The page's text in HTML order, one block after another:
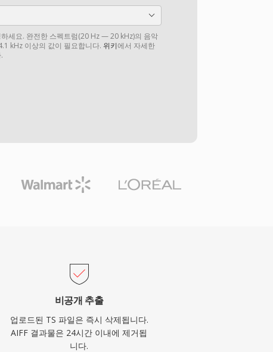
세요. 완전한 스펙트럼(20 Hz — 20 kHz)의 음악
kHz 이상의 값이 필요합니다. 위키에서 자세한
비공개 추출
업로드된 TS 파일은 즉시 삭제됩니다.
AIFF 결과물은 24시간 이내에 제거됩
니다.